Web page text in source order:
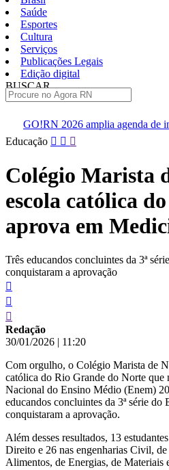
Saúde
Esportes
Cultura
Serviços
Publicações Legais
Edição digital
BUSCAR
agenda de inovação com DevFest
Pular
conteúdo
Educação
Colégio Marista
escola católica
aprova em
Três educandos concluintes da 3ª
conquistaram a aprovação
Redação
30/01/2026 | 11:20
Com orgulho, o Colégio Marista de
católica do Rio Grande do Norte que
Nacional do Ensino Médio (Enem)
educandos concluintes da 3ª série
conquistaram a aprovação.
Além desses resultados, 13
Direito e 26 nas engenharias Civil,
Alimentos, de Energias, de Materiais